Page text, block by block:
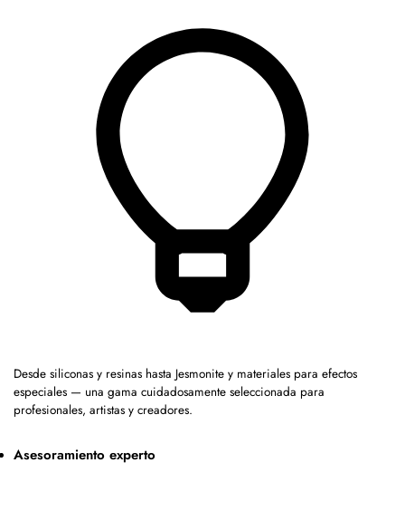
Desde siliconas y resinas hasta Jesmonite y materiales para efectos
especiales — una gama cuidadosamente seleccionada para
profesionales, artistas y creadores.
Asesoramiento experto